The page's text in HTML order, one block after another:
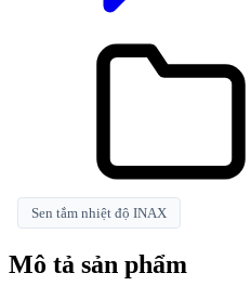
Sen tắm nhiệt độ INAX
Mô tả sản phẩm